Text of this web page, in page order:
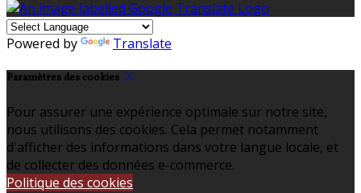
Powered by Translate
Paramètres des cookies
Pour assurer une expérience optimale sur notre site,
nous utilisons des cookies. Cela permet notamment
d'afficher des informations dans votre langue locale, et
de collecter des données e-commerce.
Politique des cookies